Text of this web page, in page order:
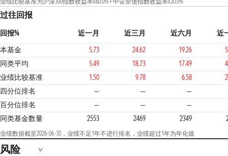
过往回报
回报% 近一月 近三月 近六月
近
本基金
5.73 24.62 19.26
同类平均
5.49 18.73 17.49
业绩比较基准
1.50 9.78 6.58
四分位排名
— — —
2
百分位排名 — —
—
同类基金数量
2553 2469 2349
业绩数据截至2026-06-30，业绩不足1年不进行排名，业绩超过1年为年化值
风险